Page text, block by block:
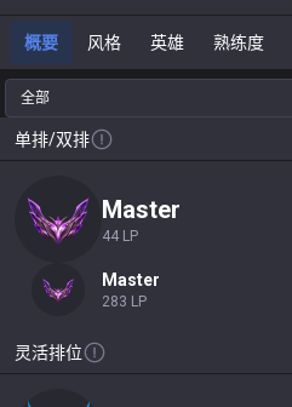
概要 风格 英雄 熟练度
全部
单排/双排
master
44 LP
master
283 LP
灵活排位